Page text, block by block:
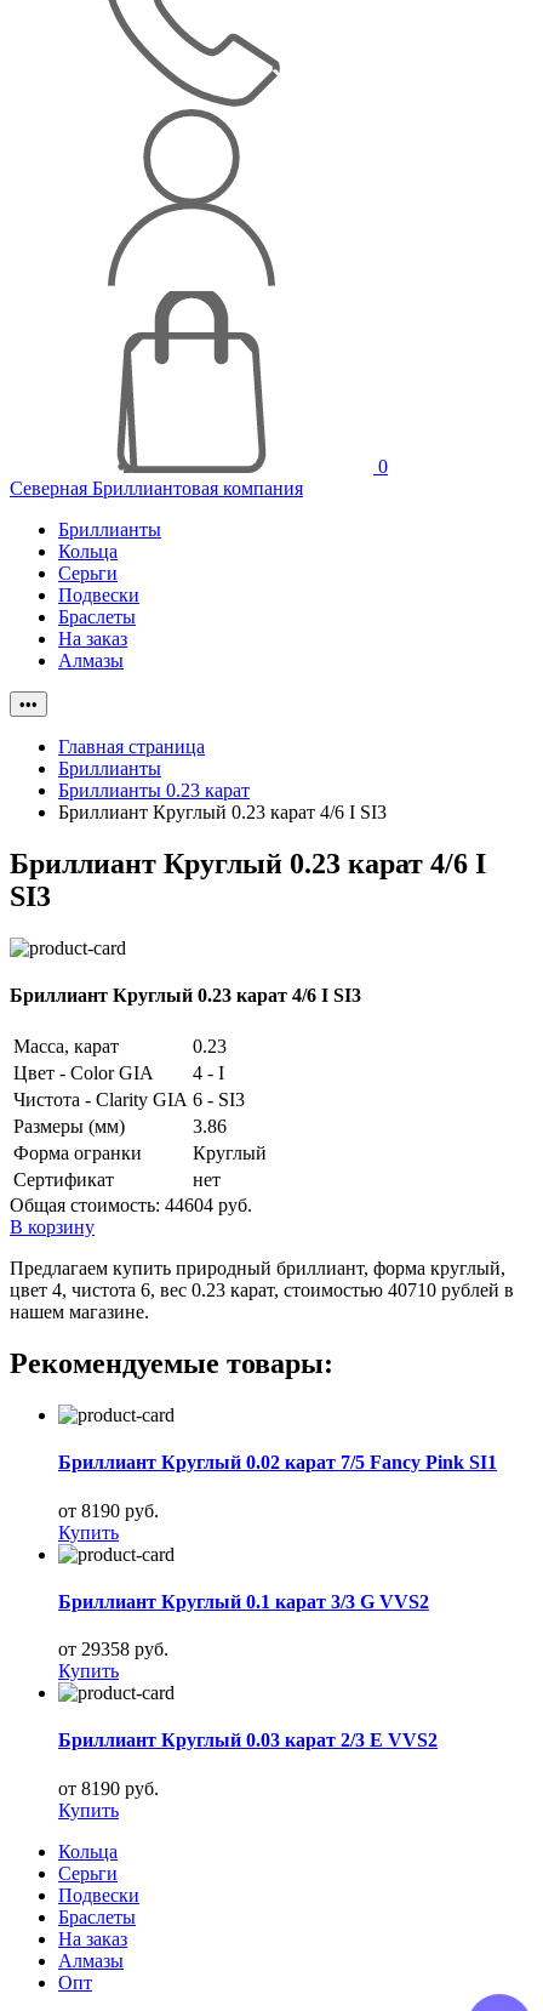
0
Северная Бриллиантовая компания
Бриллианты
Кольца
Серьги
Подвески
Браслеты
На заказ
Алмазы
•••
Главная страница
Бриллианты
Бриллианты 0.23 карат
Бриллиант Круглый 0.23 карат 4/6 I SI3
Бриллиант Круглый 0.23 карат 4/6 I
SI3
Бриллиант Круглый 0.23 карат 4/6 I SI3
Масса, карат
0.23
Цвет - Color GIA
4 - I
Чистота - Clarity GIA 6 - SI3
Размеры (мм)
3.86
Форма огранки
Круглый
Сертификат
нет
Общая стоимость: 44604 руб.
В корзину
Предлагаем купить природный бриллиант, форма круглый,
цвет 4, чистота 6, вес 0.23 карат, стоимостью 40710 рублей в
нашем магазине.
Рекомендуемые товары:
Бриллиант Круглый 0.02 карат 7/5 Fancy Pink SI1
от 8190 руб.
Купить
Бриллиант Круглый 0.1 карат 3/3 G VVS2
от 29358 руб.
Купить
Бриллиант Круглый 0.03 карат 2/3 E VVS2
от 8190 руб.
Купить
Кольца
Серьги
Подвески
Браслеты
На заказ
Алмазы
Опт